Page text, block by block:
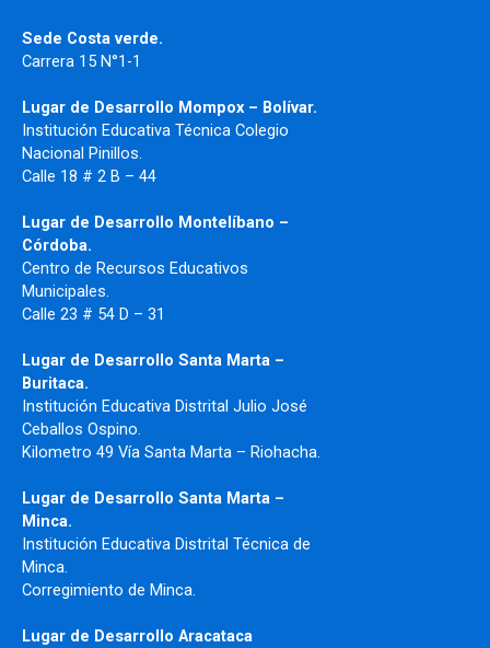
Sede Costa verde.
Carrera 15 N°1-1
Lugar de Desarrollo Mompox – Bolívar.
Institución Educativa Técnica Colegio
Nacional Pinillos.
Calle 18 # 2 B – 44
Lugar de Desarrollo Montelíbano –
Córdoba.
Centro de Recursos Educativos
Municipales.
Calle 23 # 54 D – 31
Lugar de Desarrollo Santa Marta –
Buritaca.
Institución Educativa Distrital Julio José
Ceballos Ospino.
Kilometro 49 Vía Santa Marta – Riohacha.
Lugar de Desarrollo Santa Marta –
Minca.
Institución Educativa Distrital Técnica de
Minca.
Corregimiento de Minca.
Lugar de Desarrollo Aracataca